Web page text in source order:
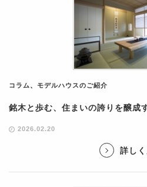
コラム 、 モデルハウスのご紹介
銘木と歩む、住まいの誇りを醸成
2026.02.20
詳し